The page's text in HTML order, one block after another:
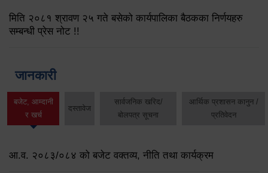
मिति २०८१ श्रावण २५ गते बसेको कार्यपालिका बैठकका निर्णयहरु
सम्बन्धी प्रेस नोट !!
जानकारी
बजेट, आम्दानी
र खर्च
दस्तावेज
सार्वजनिक खरिद/
बोलपत्र सूचना
आर्थिक प्रशासन कानुन /
प्रतिवेदन
आ.व. २०८३/०८४ को बजेट वक्तव्य, नीति तथा कार्यक्रम